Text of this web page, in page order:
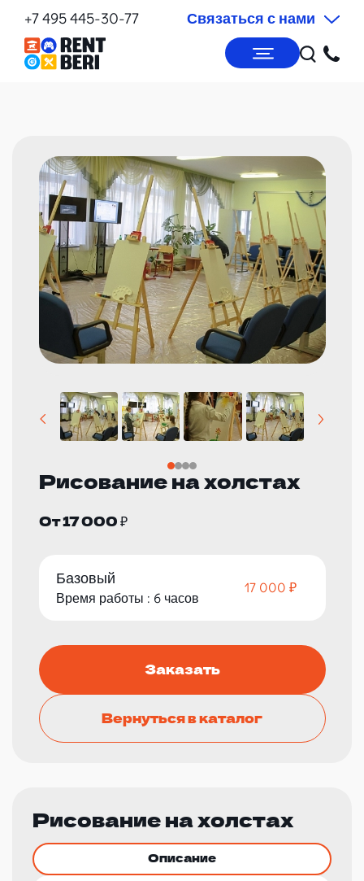
+7 495 445-30-77 Связаться с нами
Рисование на холстах
От 17 000 ₽
Базовый
Время работы : 6 часов
17 000 ₽
Заказать
Вернуться в каталог
Рисование на холстах
Описание